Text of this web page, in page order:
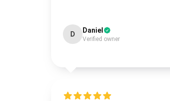
D Daniel
Verified owner